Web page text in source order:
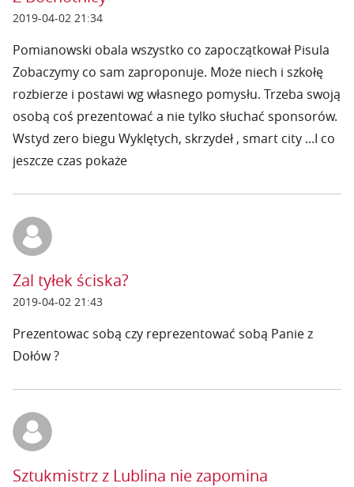
2019-04-02 21:34
Pomianowski obala wszystko co zapoczątkował Pisula
Zobaczymy co sam zaproponuje. Może niech i szkołę
rozbierze i postawi wg własnego pomysłu. Trzeba swoją
osobą coś prezentować a nie tylko słuchać sponsorów.
Wstyd zero biegu Wyklętych, skrzydeł , smart city ...I co
jeszcze czas pokaże
Zal tyłek ściska?
2019-04-02 21:43
Prezentowac sobą czy reprezentować sobą Panie z
Dołów ?
Sztukmistrz z Lublina nie zapomina